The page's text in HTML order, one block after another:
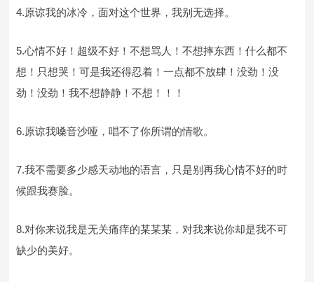
4.原谅我的冰冷，面对这个世界，我别无选择。
5.心情不好！超级不好！不想骂人！不想摔东西！什么都不
想！只想哭！可是我还得忍着！一点都不放肆！没劲！没
劲！没劲！我不想静静！不想！！！
6.原谅我嗓音沙哑，唱不了你所谓的情歌。
7.我不需要多少感天动地的语言，只是别再我心情不好的时
候跟我赛脸。
8.对你来说我是无关痛痒的某某某，对我来说你却是我不可
缺少的美好。